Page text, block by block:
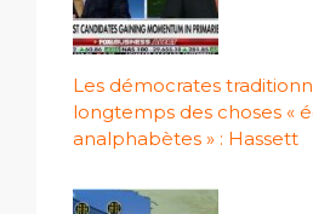
Les démocrates
longtemps des choses «
analphabètes » : Hassett